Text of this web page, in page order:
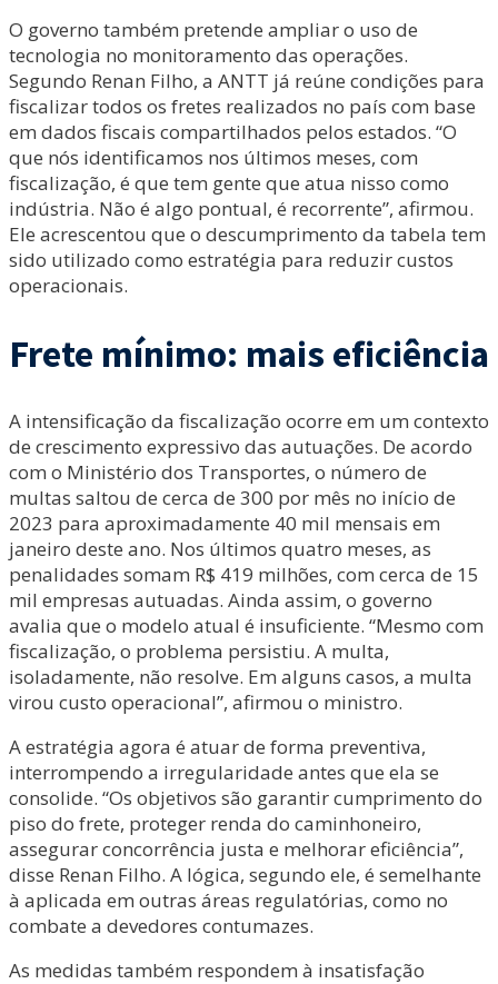
O governo também pretende ampliar o uso de
tecnologia no monitoramento das operações.
Segundo Renan Filho, a ANTT já reúne condições para
fiscalizar todos os fretes realizados no país com base
em dados fiscais compartilhados pelos estados. “O
que nós identificamos nos últimos meses, com
fiscalização, é que tem gente que atua nisso como
indústria. Não é algo pontual, é recorrente”, afirmou.
Ele acrescentou que o descumprimento da tabela tem
sido utilizado como estratégia para reduzir custos
operacionais.
Frete mínimo: mais eficiência
A intensificação da fiscalização ocorre em um contexto
de crescimento expressivo das autuações. De acordo
com o Ministério dos Transportes, o número de
multas saltou de cerca de 300 por mês no início de
2023 para aproximadamente 40 mil mensais em
janeiro deste ano. Nos últimos quatro meses, as
penalidades somam R$ 419 milhões, com cerca de 15
mil empresas autuadas. Ainda assim, o governo
avalia que o modelo atual é insuficiente. “Mesmo com
fiscalização, o problema persistiu. A multa,
isoladamente, não resolve. Em alguns casos, a multa
virou custo operacional”, afirmou o ministro.
A estratégia agora é atuar de forma preventiva,
interrompendo a irregularidade antes que ela se
consolide. “Os objetivos são garantir cumprimento do
piso do frete, proteger renda do caminhoneiro,
assegurar concorrência justa e melhorar eficiência”,
disse Renan Filho. A lógica, segundo ele, é semelhante
à aplicada em outras áreas regulatórias, como no
combate a devedores contumazes.
As medidas também respondem à insatisfação